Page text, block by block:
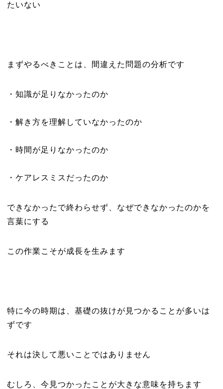
たいない
まずやるべきことは、間違えた問題の分析です
・知識が足りなかったのか
・解き方を理解していなかったのか
・時間が足りなかったのか
・ケアレスミスだったのか
できなかったで終わらせず、なぜできなかったのかを
言葉にする
この作業こそが成長を生みます
特に今の時期は、基礎の抜けが見つかることが多いは
ずです
それは決して悪いことではありません
むしろ、今見つかったことが大きな意味を持ちます